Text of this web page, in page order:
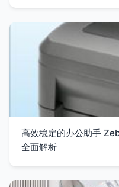
高效稳定的办公助手
全面解析